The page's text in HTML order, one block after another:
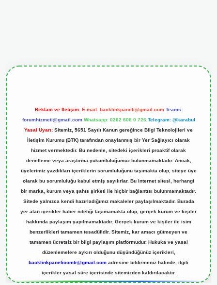
Reklam ve İletişim: E-mail: backlinkpaneli@gmail.com Teams:
forumhizmeti@gmail.com Whatsapp: 0262 606 0 726 Telegram: @karabul
Yasal Uyarı: Sitemiz, 5651 Sayılı Kanun gereğince Bilgi Teknolojileri ve
İletişim Kurumu (BTK) tarafından onaylanmış bir Yer Sağlayıcı olarak
hizmet vermektedir. Bu nedenle, sitedeki içerikleri proaktif olarak
denetleme veya araştırma yükümlülüğümüz bulunmamaktadır. Ancak,
üyelerimiz yazdıkları içeriklerin sorumluluğunu taşımakta olup, siteye üye
olarak bu sorumluluğu kabul etmiş sayılırlar. Bu internet sitesi, herhangi
bir marka, kurum veya şahıs şirketi ile hiçbir bağlantısı bulunmamaktadır.
Sitede yalnızca kendi hazırladığımız makaleler paylaşılmaktadır. Burada
yer alan içerikler haber niteliği taşımamakta olup, gerçek kurum ve kişiler
hakkında paylaşım yapılmamaktadır. Gerçek kurum ve kişiler ile isim
benzerlikleri tamamen tesadüfidir. Sitemiz, kar amacı gütmeyen ve
tamamen ücretsiz bir bilgi paylaşım platformudur. Hukuka ve yasal
düzenlemelere aykırı olduğunu düşündüğünüz içerikleri,
backlinkpanelicomtr@gmail.com adresine bildirmeniz halinde, ilgili
içerikler yasal süre içerisinde sitemizden kaldırılacaktır.